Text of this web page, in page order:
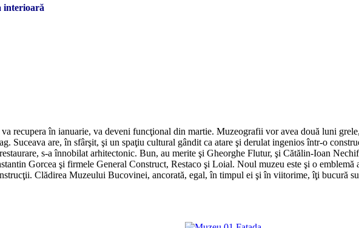
interioară
recupera în ianuarie, va deveni funcţional din martie. Muzeografii vor avea două luni
Suceava are, în sfârşit, şi un spaţiu cultural gândit ca atare şi derulat ingenios într-o
s-a înnobilat arhitectonic. Bun, au merite şi Gheorghe Flutur, şi Cătălin-Ioan
Gorcea şi firmele General Construct, Restaco şi Loial. Noul muzeu este şi o
Clădirea Muzeului Bucovinei, ancorată, egal, în timpul ei şi în viitorime, îţi bucură